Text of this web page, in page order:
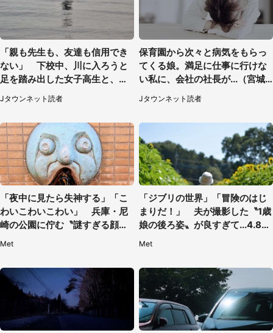
「親も先生も、友達も信用でき
ない」 下校中、川に入ろうと
足を踏み出した女子高生と、彼
女を止めた予想外の存在
Jタウンネット読者
保育園から次々と病気をもらっ
てくる娘。満足に仕事に行けな
い私に、会社の社長が...（宮城
県・30代女性）
Jタウンネット読者
「夜中に見たら失神する」「こ
わいこわいこわい」 兵庫・尼
崎の公園に佇む〝謎すぎる顔〟
Met
「ジブリの世界」「冒険のはじ
まりだ！」 夫が撮影した〝1歳
娘の後ろ姿〟が良すぎて...4.8万
Met